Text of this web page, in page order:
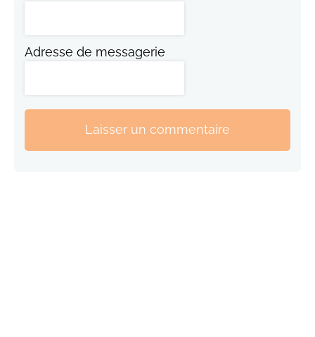
Adresse de messagerie
Laisser un commentaire